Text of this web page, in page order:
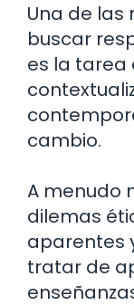
Una de las
buscar
es la tarea
cambio.
A menudo
dilemas
aparentes
tratar de